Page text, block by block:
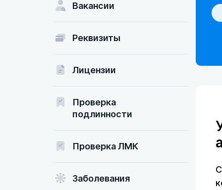
Вакансии
Реквизиты
Лицензии
Проверка
подлинности
Проверка ЛМК
Заболевания